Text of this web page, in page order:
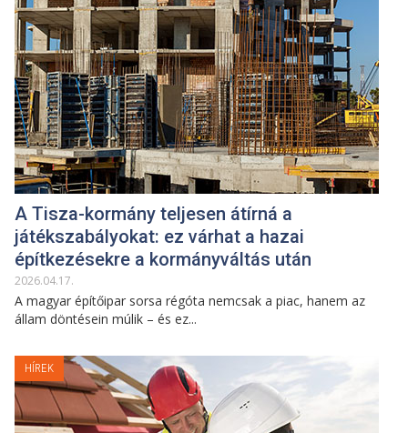
A Tisza-kormány teljesen átírná a
játékszabályokat: ez várhat a hazai
építkezésekre a kormányváltás után
2026.04.17.
A magyar építőipar sorsa régóta nemcsak a piac, hanem az
állam döntésein múlik – és ez...
HÍREK